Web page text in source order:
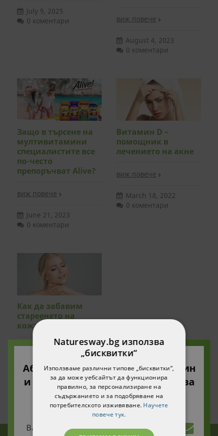
July 9, 2025
0 коментари
виж повече
August 4, 2023
0 коментари
Защо в търсене на
мултивитамини
специалистите все
по-често
препоръчват Alive?
виж повече
June 21, 2023
0 коментари
Витамин D –
помощник в
лечението на акне
виж повече
March 18, 2022
0 коментари
Как да забавим
стареенето на
кожата
виж повече
March 10, 2022
0 коментари
Абонирайте се за нашия бюлетин
и ще получите 10% намаление за
вашата първа поръчка!
Naturesway.bg използва
„бисквитки“
Използваме различни типове „бисквитки“,
за да може уебсайтът да функционира
правилно, за персонализиране на
съдържанието и за подобряване на
потребителското изживяване. Научете
повече тук.